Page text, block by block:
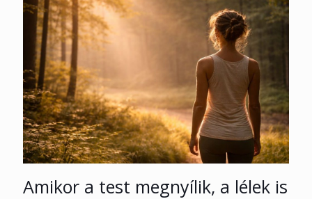
Amikor a test megnyílik, a lélek is